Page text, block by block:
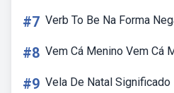
#7 Verb To Be Na Forma
#8 Vem Cá Menino Vem Cá
#9 Vela De Natal Significado